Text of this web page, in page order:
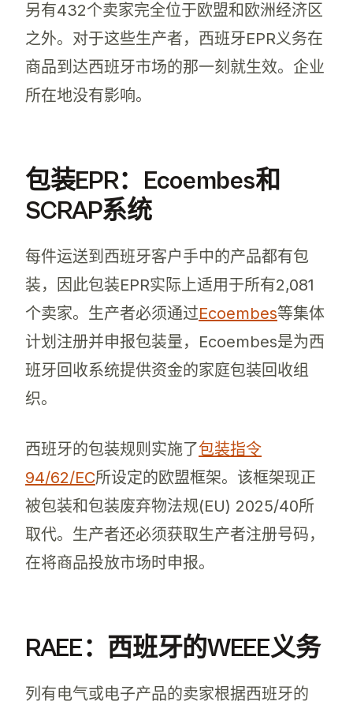
另有432个卖家完全位于欧盟和欧洲经济区
之外。对于这些生产者，西班牙EPR义务在
商品到达西班牙市场的那一刻就生效。企业
所在地没有影响。
包装EPR：Ecoembes和
SCRAP系统
每件运送到西班牙客户手中的产品都有包
装，因此包装EPR实际上适用于所有2,081
个卖家。生产者必须通过Ecoembes等集体
计划注册并申报包装量，Ecoembes是为西
班牙回收系统提供资金的家庭包装回收组
织。
西班牙的包装规则实施了包装指令
94/62/EC所设定的欧盟框架。该框架现正
被包装和包装废弃物法规(EU) 2025/40所
取代。生产者还必须获取生产者注册号码，
在将商品投放市场时申报。
RAEE：西班牙的WEEE义务
列有电气或电子产品的卖家根据西班牙的